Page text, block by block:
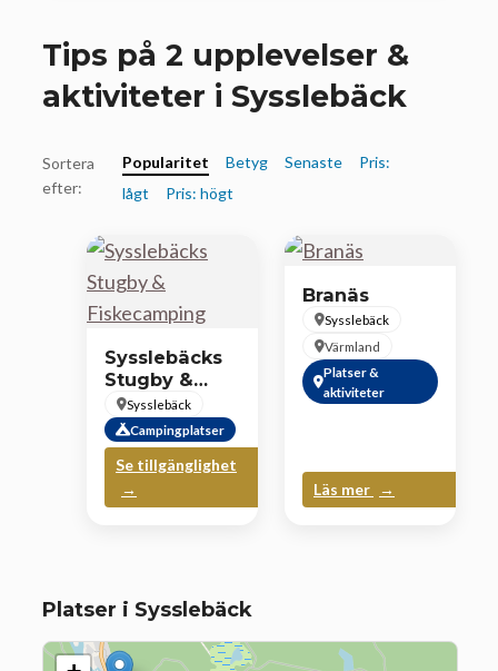
Tips på 2 upplevelser &
aktiviteter i Sysslebäck
Sortera
efter:
Popularitet Betyg Senaste
Pris:
lågt
Pris: högt
Sysslebäcks
Stugby &
Fiskecamping
Sysslebäck
Campingplatser
Se tillgänglighet
Branäs
Sysslebäck
Värmland
Platser &
aktiviteter
Läs mer
Platser i Sysslebäck